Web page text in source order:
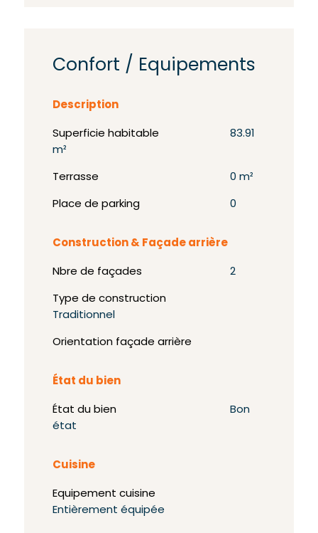
Confort / Equipements
Description
Superficie habitable
83.91
m²
Terrasse 0 m²
Place de parking 0
Construction & Façade arrière
Nbre de façades 2
Type de construction
Traditionnel
Orientation façade arrière
État du bien
État du bien
Bon
état
Cuisine
Equipement cuisine
Entièrement équipée